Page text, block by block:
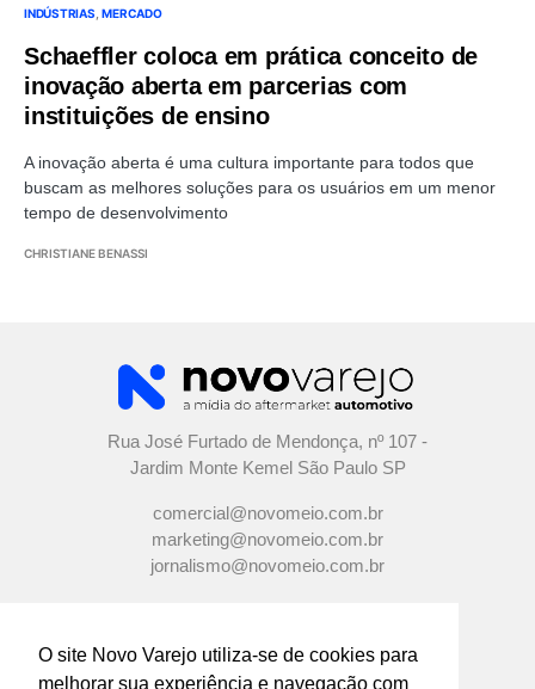
O site Novo Varejo utiliza-se de cookies para
melhorar sua experiência e navegação com
INDÚSTRIAS MERCADO
Schaeffler coloca em prática conceito de
inovação aberta em parcerias com
instituições de ensino
A inovação aberta é uma cultura importante para todos que
buscam as melhores soluções para os usuários em um menor
tempo de desenvolvimento
CHRISTIANE BENASSI
Rua José Furtado de Mendonça, nº 107 -
Jardim Monte Kemel São Paulo SP
comercial@novomeio.com.br
marketing@novomeio.com.br
jornalismo@novomeio.com.br